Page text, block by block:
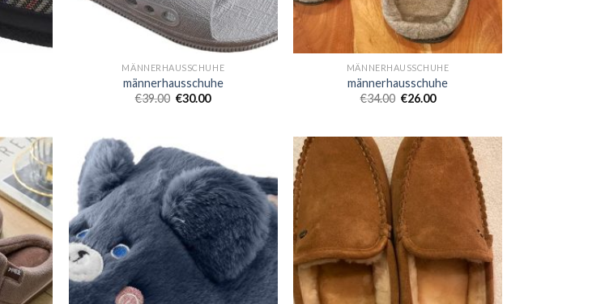
MÄNNERHAUSSCHUHE
männerhausschuhe
€39.00 €30.00
MÄNNERHAUSSCHUHE
männerhausschuhe
€34.00 €26.00